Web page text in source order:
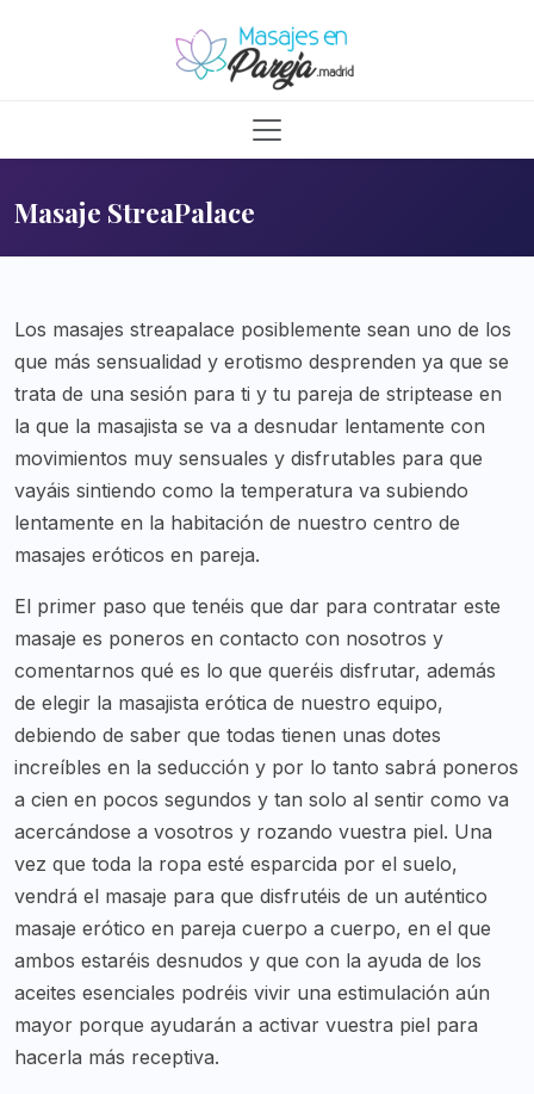
Masaje StreaPalace
Los masajes streapalace posiblemente sean uno de los
que más sensualidad y erotismo desprenden ya que se
trata de una sesión para ti y tu pareja de striptease en
la que la masajista se va a desnudar lentamente con
movimientos muy sensuales y disfrutables para que
vayáis sintiendo como la temperatura va subiendo
lentamente en la habitación de nuestro centro de
masajes eróticos en pareja.
El primer paso que tenéis que dar para contratar este
masaje es poneros en contacto con nosotros y
comentarnos qué es lo que queréis disfrutar, además
de elegir la masajista erótica de nuestro equipo,
debiendo de saber que todas tienen unas dotes
increíbles en la seducción y por lo tanto sabrá poneros
a cien en pocos segundos y tan solo al sentir como va
acercándose a vosotros y rozando vuestra piel. Una
vez que toda la ropa esté esparcida por el suelo,
vendrá el masaje para que disfrutéis de un auténtico
masaje erótico en pareja cuerpo a cuerpo, en el que
ambos estaréis desnudos y que con la ayuda de los
aceites esenciales podréis vivir una estimulación aún
mayor porque ayudarán a activar vuestra piel para
hacerla más receptiva.